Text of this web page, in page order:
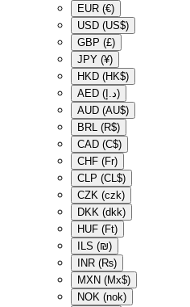
EUR (€)
USD (US$)
GBP (£)
JPY (¥)
HKD (HK$)
AED
(د.إ)
AUD (AU$)
BRL (R$)
CAD (C$)
CHF (Fr)
CLP (CL$)
CZK (czk)
DKK (dkk)
HUF (Ft)
ILS (₪)
INR (₨)
MXN (Mx$)
NOK (nok)